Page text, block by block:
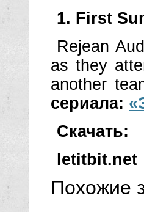
1. First
Rejean
as they
another
сериала:
Скачать:
letitbit.net
Похожие